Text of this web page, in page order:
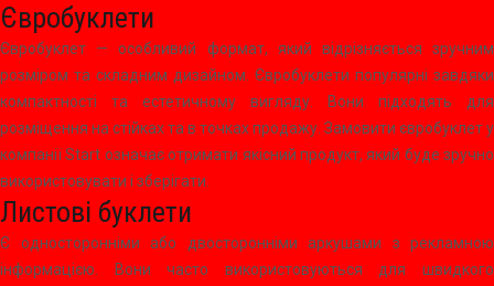
Євробуклети
Євробуклет — особливий формат, який відрізняється зручним
розміром та складним дизайном. Євробуклети популярні завдяки
компактності та естетичному вигляду. Вони підходять для
розміщення на стійках та в точках продажу. Замовити євробуклет у
компанії Start означає отримати якісний продукт, який буде зручно
використовувати і зберігати.
Листові буклети
Є односторонніми або двосторонніми аркушами з рекламною
інформацією. Вони часто використовуються для швидкого